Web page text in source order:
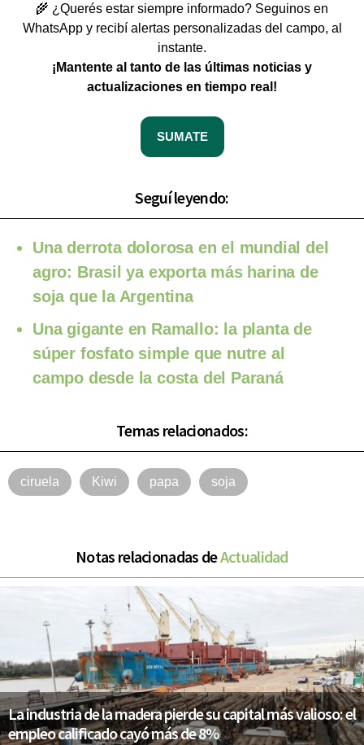
🌾 ¿Querés estar siempre informado? Seguinos en
WhatsApp y recibí alertas personalizadas del campo, al
instante.
¡Mantente al tanto de las últimas noticias y
actualizaciones en tiempo real!
SUMATE
Seguí leyendo:
Una derrota dolorosa en el mundial del
agro: Brasil ya exporta más harina de
soja que la Argentina
Una gigante en Ramallo: la planta de
súper fosfato simple que nutre al
campo desde la costa del Paraná
Temas relacionados:
ciruela Kiwi papa soja
Notas relacionadas deActualidad
La industria de la madera pierde su capital más valioso: el
empleo calificado cayó más de 8%